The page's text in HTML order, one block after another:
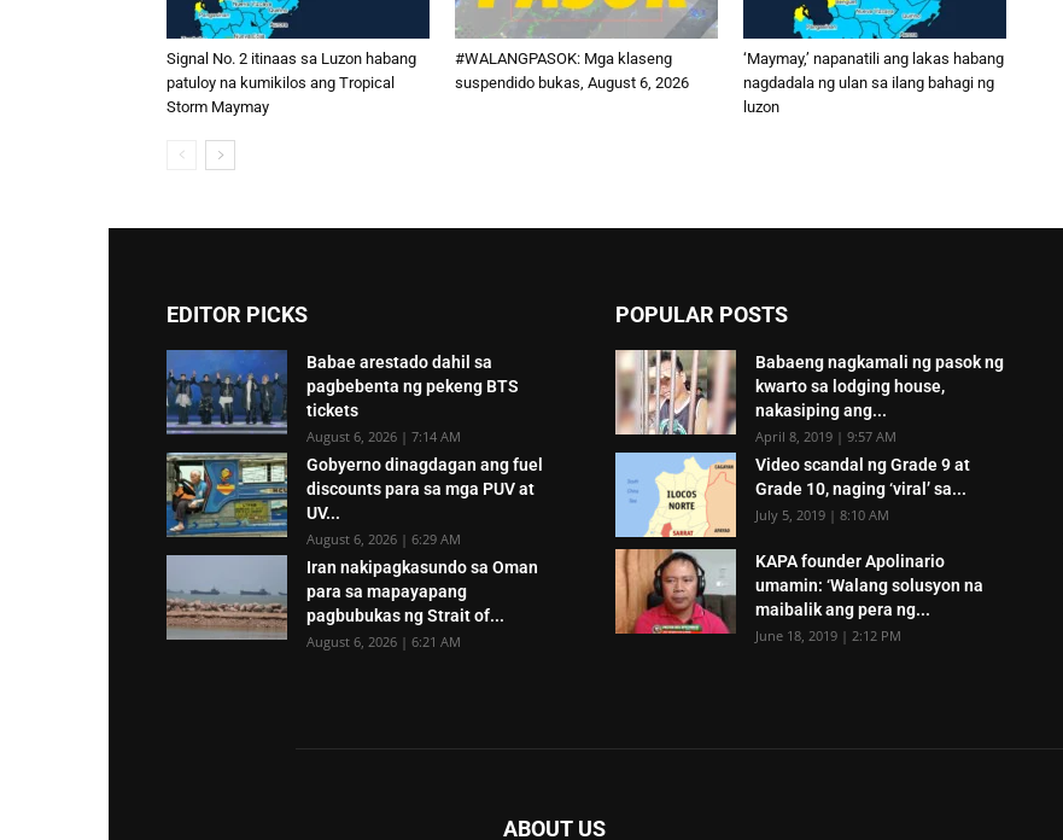
Signal No. 2 itinaas sa Luzon habang
patuloy na kumikilos ang Tropical
Storm Maymay
#WALANGPASOK: Mga klaseng
suspendido bukas, August 6, 2026
‘Maymay,’ napanatili ang lakas habang
nagdadala ng ulan sa ilang bahagi ng
luzon
EDITOR PICKS
Babae arestado dahil sa
pagbebenta ng pekeng BTS
tickets
August 6, 2026 | 7:14 AM
Gobyerno dinagdagan ang fuel
discounts para sa mga PUV at
UV...
August 6, 2026 | 6:29 AM
Iran nakipagkasundo sa Oman
para sa mapayapang
pagbubukas ng Strait of...
August 6, 2026 | 6:21 AM
POPULAR POSTS
Babaeng nagkamali ng pasok ng
kwarto sa lodging house,
nakasiping ang...
April 8, 2019 | 9:57 AM
Video scandal ng Grade 9 at
Grade 10, naging ‘viral’ sa...
July 5, 2019 | 8:10 AM
KAPA founder Apolinario
umamin: ‘Walang solusyon na
maibalik ang pera ng...
June 18, 2019 | 2:12 PM
ABOUT US